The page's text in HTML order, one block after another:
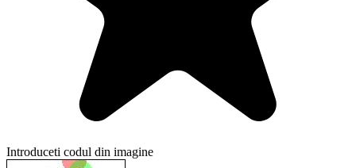
Introduceti codul din imagine